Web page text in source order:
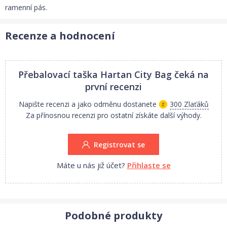
ramenní pás.
Recenze a hodnocení
Přebalovací taška Hartan City Bag čeká na
první recenzi
Napište recenzi a jako odměnu dostanete
300 Zlaťáků
Za přínosnou recenzi pro ostatní získáte další výhody.
Registrovat se
Máte u nás již účet? Přihlaste se
Podobné produkty